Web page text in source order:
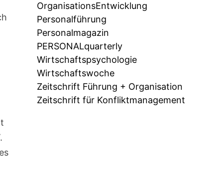
.
OrganisationsEntwicklung
Personalführung
Personalmagazin
PERSONALquarterly
Wirtschaftspsychologie
Wirtschaftswoche
Zeitschrift Führung + Organisation
Zeitschrift für Konfliktmanagement